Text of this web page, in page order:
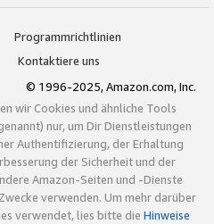
Programmrichtlinien
Kontaktiere uns
© 1996-2025, Amazon.com, Inc.
wir Cookies und ähnliche Tools
nur, um Dir Dienstleistungen
Authentifizierung, der Erhaltung
der Sicherheit und der
Amazon-Seiten und -Dienste
verwenden. Um mehr darüber
verwendet, lies bitte die Hinweise